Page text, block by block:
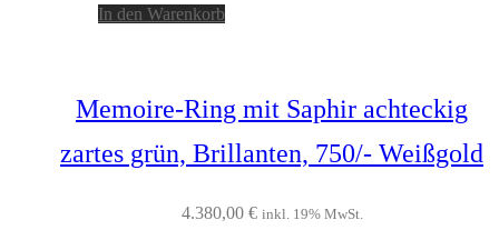
In den Warenkorb
Memoire-Ring mit Saphir achteckig
zartes grün, Brillanten, 750/- Weißgold
4.380,00 € inkl. 19% MwSt.